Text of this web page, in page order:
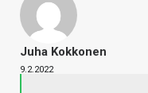
Juha Kokkonen
9.2.2022